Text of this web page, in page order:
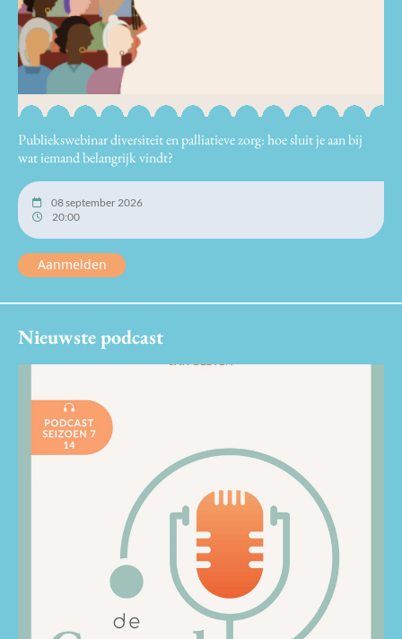
Publiekswebinar diversiteit en palliatieve zorg: hoe sluit je aan bij
wat iemand belangrijk vindt?
08 september 2026
20:00
Aanmelden
Nieuwste podcast